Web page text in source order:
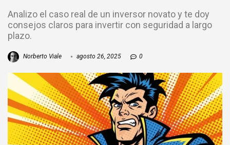
Analizo el caso real de un inversor novato y te doy
consejos claros para invertir con seguridad a largo
plazo.
Norberto Viale agosto 26, 2025 0